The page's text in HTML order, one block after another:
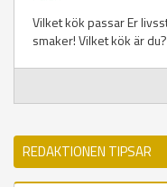
Vilket kök passar Er
smaker! Vilket kök är du?
REDAKTIONEN TIPSAR